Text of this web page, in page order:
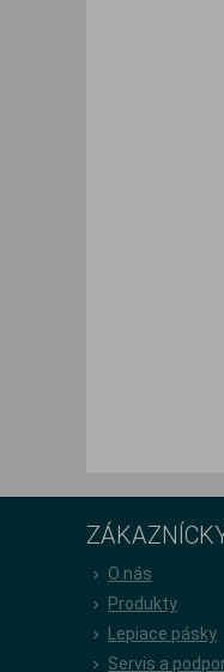
O nás
Produkty
Lepiace pásky
Servis a